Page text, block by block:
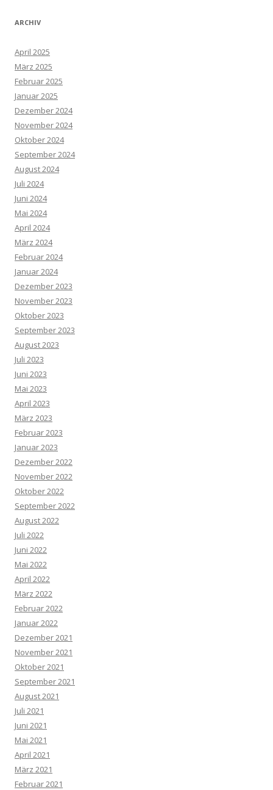
ARCHIV
April 2025
März 2025
Februar 2025
Januar 2025
Dezember 2024
November 2024
Oktober 2024
September 2024
August 2024
Juli 2024
Juni 2024
Mai 2024
April 2024
März 2024
Februar 2024
Januar 2024
Dezember 2023
November 2023
Oktober 2023
September 2023
August 2023
Juli 2023
Juni 2023
Mai 2023
April 2023
März 2023
Februar 2023
Januar 2023
Dezember 2022
November 2022
Oktober 2022
September 2022
August 2022
Juli 2022
Juni 2022
Mai 2022
April 2022
März 2022
Februar 2022
Januar 2022
Dezember 2021
November 2021
Oktober 2021
September 2021
August 2021
Juli 2021
Juni 2021
Mai 2021
April 2021
März 2021
Februar 2021